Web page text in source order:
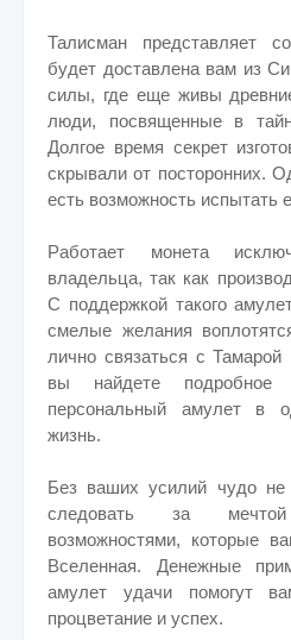
Талисман представляет
будет доставлена вам из
силы, где еще живы
люди, посвященные в
Долгое время секрет
скрывали от посторонних.
есть возможность испытать
Работает монета
владельца, так как
С поддержкой такого
смелые желания
лично связаться с
вы найдете подробное
персональный амулет в
жизнь.
Без ваших усилий чудо не
следовать за
возможностями, которые
Вселенная. Денежные
амулет удачи помогут
процветание и успех.